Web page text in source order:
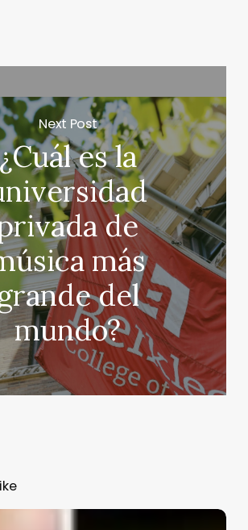
Next Post
es la
de
más
del
mundo?